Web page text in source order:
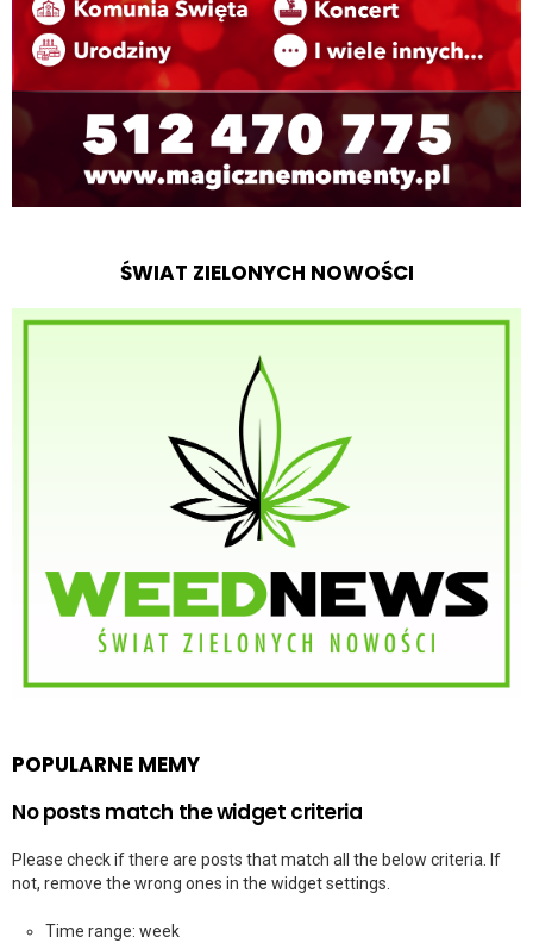
ŚWIAT ZIELONYCH NOWOŚCI
POPULARNE MEMY
No posts match the widget criteria
Please check if there are posts that match all the below criteria. If
not, remove the wrong ones in the widget settings.
Time range: week